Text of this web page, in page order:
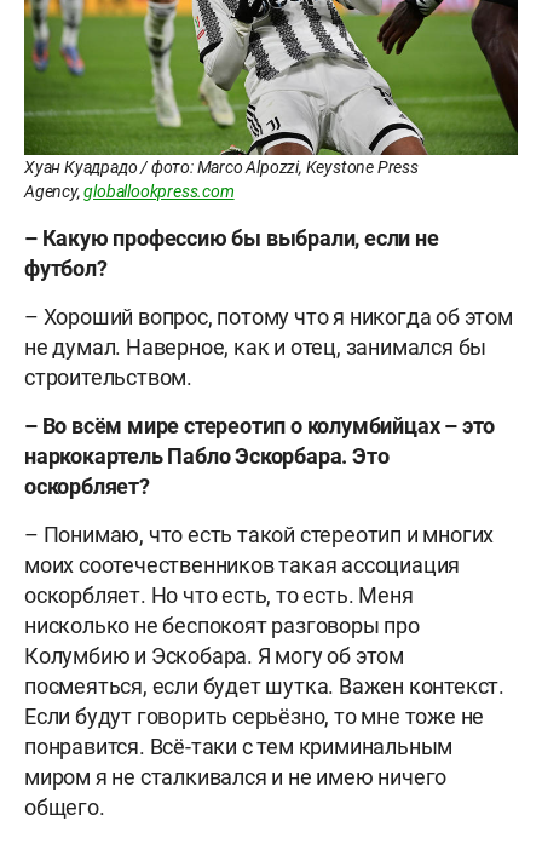
Хуан Куадрадо / фото: Marco Alpozzi, Keystone Press
Agency,globallookpress.com
– Какую профессию бы выбрали, если не
футбол?
– Хороший вопрос, потому что я никогда об этом
не думал. Наверное, как и отец, занимался бы
строительством.
– Во всём мире стереотип о колумбийцах – это
наркокартель Пабло Эскорбара. Это
оскорбляет?
– Понимаю, что есть такой стереотип и многих
моих соотечественников такая ассоциация
оскорбляет. Но что есть, то есть. Меня
нисколько не беспокоят разговоры про
Колумбию и Эскобара. Я могу об этом
посмеяться, если будет шутка. Важен контекст.
Если будут говорить серьёзно, то мне тоже не
понравится. Всё-таки с тем криминальным
миром я не сталкивался и не имею ничего
общего.